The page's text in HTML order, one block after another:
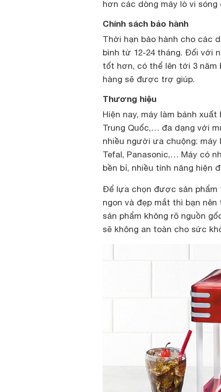
hơn các dòng máy lò vi
Chính sách bảo hành
Thời hạn bảo hành cho các
bình từ 12-24 tháng. Đối với
tốt hơn, có thể lên tới 3 năm
hàng sẽ được trợ giúp.
Thương hiệu
Hiện nay, máy làm bánh
Trung Quốc,… đa dạng với
nhiều người ưa chuộng: máy
Tefal, Panasonic,… Máy có
bền bỉ, nhiều tính năng hiện
Để lựa chọn được sản phẩm
ngon và đẹp mắt thì bạn
sản phẩm không rõ nguồn
sẽ không an toàn cho sức